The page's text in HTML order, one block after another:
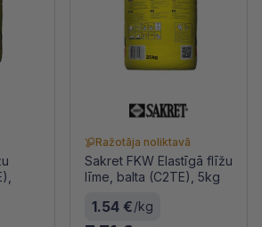
Ražotāja noliktavā
Sakret FKW Elastīgā flīžu
līme, balta (C2TE), 5kg
1.54 €/kg